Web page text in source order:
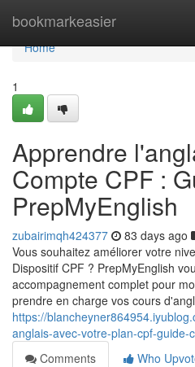
bookmarkeasier
Home
Home
1
Apprendre
Compte CPF :
PrepMyEnglish
zubairimqh424377 83 days ago
Vous souhaitez améliorer votre
Dispositif CPF ? PrepMyEnglish
accompagnement complet pour
prendre en charge vos cours
https://
anglais-avec-votre-plan-cpf-guide-
Comments
Who